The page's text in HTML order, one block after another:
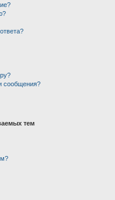
сообщения?
тем